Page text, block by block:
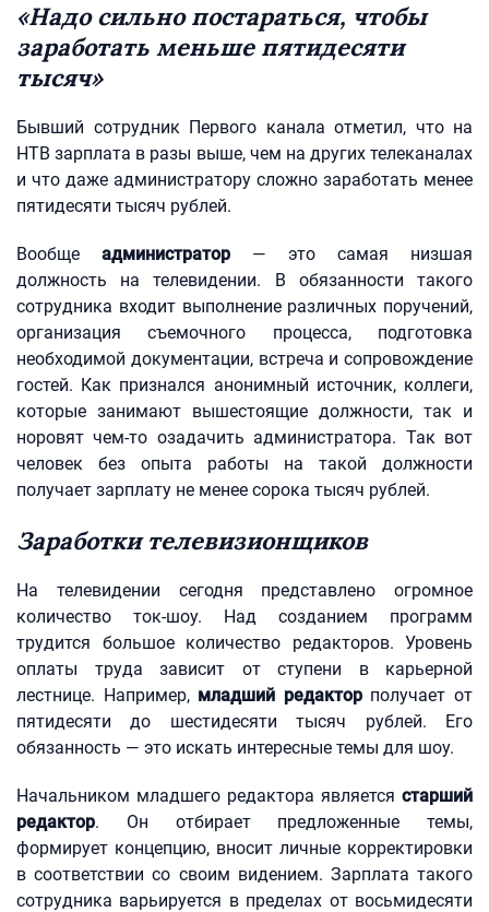
«Надо сильно постараться, чтобы
заработать меньше пятидесяти
тысяч»
Бывший сотрудник Первого канала отметил, что на
НТВ зарплата в разы выше, чем на других телеканалах
и что даже администратору сложно заработать менее
пятидесяти тысяч рублей.
Вообще администратор — это самая низшая
должность на телевидении. В обязанности такого
сотрудника входит выполнение различных поручений,
организация съемочного процесса, подготовка
необходимой документации, встреча и сопровождение
гостей. Как признался анонимный источник, коллеги,
которые занимают вышестоящие должности, так и
норовят чем-то озадачить администратора. Так вот
человек без опыта работы на такой должности
получает зарплату не менее сорока тысяч рублей.
Заработки телевизионщиков
На телевидении сегодня представлено огромное
количество ток-шоу. Над созданием программ
трудится большое количество редакторов. Уровень
оплаты труда зависит от ступени в карьерной
лестнице. Например, младший редакторполучает от
пятидесяти до шестидесяти тысяч рублей. Его
обязанность — это искать интересные темы для шоу.
Начальником младшего редактора является старший
редактор. Он отбирает предложенные темы,
формирует концепцию, вносит личные корректировки
в соответствии со своим видением. Зарплата такого
сотрудника варьируется в пределах от восьмидесяти